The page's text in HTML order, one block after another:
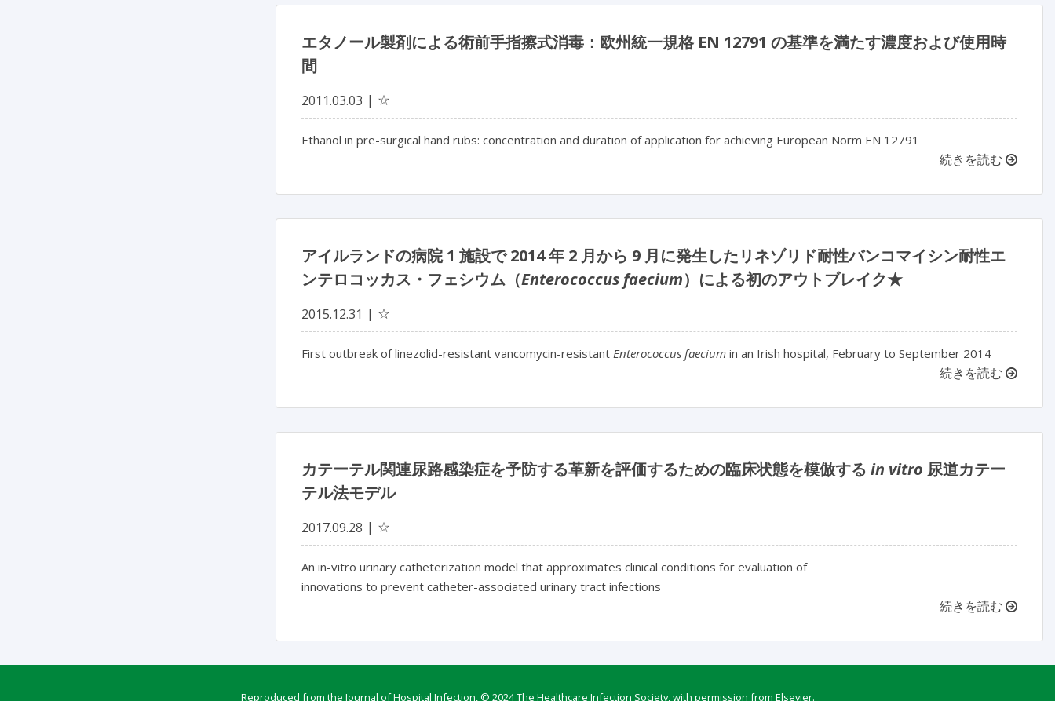
エタノール製剤による術前手指擦式消毒：欧州統一規格 EN 12791 の基準を満たす濃度および使用時
間
2011.03.03 ☆
Ethanol in pre-surgical hand rubs: concentration and duration of application for achieving European Norm EN 12791
続きを読む
アイルランドの病院 1 施設で 2014 年 2 月から 9 月に発生したリネゾリド耐性バンコマイシン耐性エ
ンテロコッカス・フェシウム（Enterococcus faecium）による初のアウトブレイク★
2015.12.31 ☆
First outbreak of linezolid-resistant vancomycin-resistant Enterococcus faecium in an Irish hospital, February to September 2014
続きを読む
カテーテル関連尿路感染症を予防する革新を評価するための臨床状態を模倣する in vitro 尿道カテー
テル法モデル
2017.09.28 ☆
An in-vitro urinary catheterization model that approximates clinical conditions for evaluation of
innovations to prevent catheter-associated urinary tract infections
続きを読む
Reproduced from the Journal of Hospital Infection, © 2024 The Healthcare Infection Society, with permission from Elsevier.